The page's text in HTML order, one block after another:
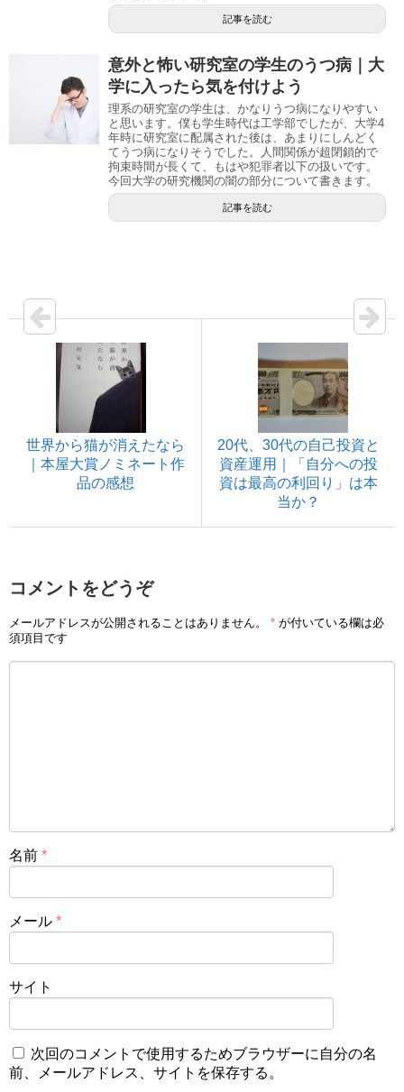
記事を読む
意外と怖い研究室の学生のうつ病｜大
学に入ったら気を付けよう
理系の研究室の学生は、かなりうつ病になりやすい
と思います。僕も学生時代は工学部でしたが、大学4
年時に研究室に配属された後は、あまりにしんどく
てうつ病になりそうでした。人間関係が超閉鎖的で
拘束時間が長くて、もはや犯罪者以下の扱いです。
今回大学の研究機関の闇の部分について書きます。
記事を読む
世界から猫が消えたなら
｜本屋大賞ノミネート作
品の感想
20代、30代の自己投資と
資産運用｜「自分への投
資は最高の利回り」は本
当か？
コメントをどうぞ
メールアドレスが公開されることはありません。 * が付いている欄は必
須項目です
名前 *
メール *
サイト
次回のコメントで使用するためブラウザーに自分の名
前、メールアドレス、サイトを保存する。